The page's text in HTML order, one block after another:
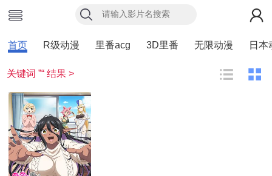
首页 R级动漫 里番acg 3D里番 无限动漫 日本
关键词 ”“ 结果 >